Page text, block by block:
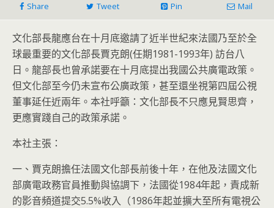
Share Tweet Pin Mail
文化部長龍應台在十月底邀請了近半世紀來法國乃至於全
球最重要的文化部長賈克朗(任期1981-1993年) 訪台八
日。龍部長也曾承諾要在十月底提出我國公共廣電政策。
但文化部至今仍未宣布公廣政策，甚至還坐視第四屆公視
董事延任近兩年。本社呼籲：文化部長不只應見賢思齊，
更應實踐自己的政策承諾。
本社主張：
一、賈克朗擔任法國文化部長前後十年，在他及法國文化
部廣電政務官員推動與協調下，法國從1984年起，責成新
的影音頻道提交5.5%收入（1986年起並擴大至所有電視公